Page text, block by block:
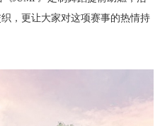
，更让大家对这项赛事的热情持